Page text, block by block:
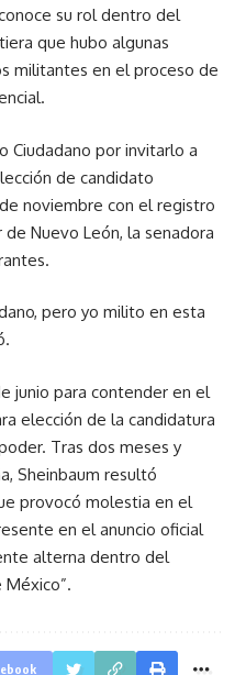
su rol dentro del
que hubo algunas
militantes en el proceso de
Ciudadano por invitarlo a
de candidato
noviembre con el registro
Nuevo León, la senadora
pero yo milito en esta
junio para contender en el
elección de la candidatura
Tras dos meses y
Sheinbaum resultó
provocó molestia en el
en el anuncio oficial
alterna dentro del